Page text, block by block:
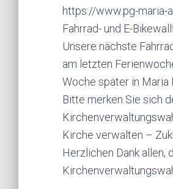
https://www.pg-maria-
Fahrrad- und E-
Unsere nächste
am letzten
Woche später in Maria
Bitte merken Sie sich
Kirche verwalten –
Herzlichen Dank allen,